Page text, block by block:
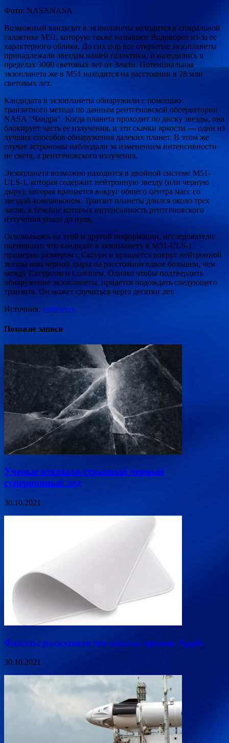
Фото: NASANASA
Возможный кандидат в экзопланеты находится в спиральной
галактике M51, которую также называют Водоворот из-за ее
характерного облика. До сих пор все открытые экзопланеты
принадлежали звездам нашей галактики, и находились в
пределах 3000 световых лет от Земли. Потенциальная
экзопланета же в М51 находится на расстоянии в 28 млн
световых лет.
Кандидата в экзопланеты обнаружили с помощью
транзитного метода по данным рентгеновской обсерватории
NASA "Чандра". Когда планета проходит по диску звезды, она
блокирует часть ее излучения, и эти скачки яркости — один из
лучших способов обнаружения далеких планет. В этом же
случае астрономы наблюдали за изменением интенсивности
не света, а рентгеновского излучения.
Экзопланета возможно находится в двойной системе M51-
ULS-1, которая содержит нейтронную звезду (или черную
дыру), которая вращается вокруг общего центра масс со
звездой-компаньоном. Транзит планеты длился около трех
часов, в течение которых интенсивность рентгеновского
излучения упала до нуля.
Основываясь на этой и другой информации, исследователи
оценивают, что кандидат в экзопланету в M51-ULS-1
примерно размером с Сатурн и вращается вокруг нейтронной
звезды или черной дыры на расстоянии вдвое большем, чем
между Сатурном и Солнцем. Однако чтобы подтвердить
обнаружение экзопланеты, придется подождать следующего
транзита. Он может случиться через десятки лет.
Источник: rambler.ru
Похожие записи
Ученые открыли странный черный
суперионный лед
30.10.2021
Фанаты раскупили все запасы тряпок Apple
30.10.2021